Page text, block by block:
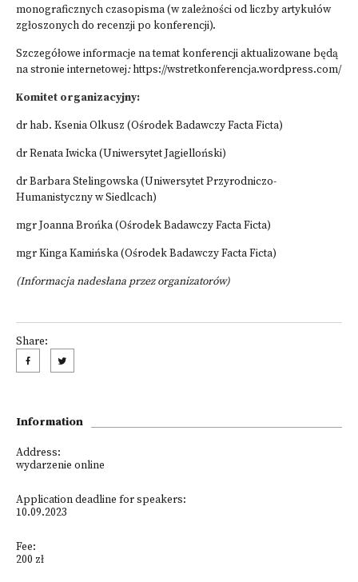
monograficznych czasopisma (w zależności od liczby artykułów
zgłoszonych do recenzji po konferencji).
Szczegółowe informacje na temat konferencji aktualizowane będą
na stronie internetowej:https://wstretkonferencja.wordpress.com/
Komitet organizacyjny:
dr hab. Ksenia Olkusz (Ośrodek Badawczy Facta Ficta)
dr Renata Iwicka (Uniwersytet Jagielloński)
dr Barbara Stelingowska (Uniwersytet Przyrodniczo-
Humanistyczny w Siedlcach)
mgr Joanna Brońka (Ośrodek Badawczy Facta Ficta)
mgr Kinga Kamińska (Ośrodek Badawczy Facta Ficta)
(Informacja nadesłana przez organizatorów)
Share:
Information
Address:
wydarzenie online
Application deadline for speakers:
10.09.2023
Fee:
200 zł